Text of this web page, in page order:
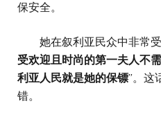
保安全。
她在叙利亚民众中非常受
受欢迎且时尚的第一夫人不
利亚人民就是她的保镖”。这
错。